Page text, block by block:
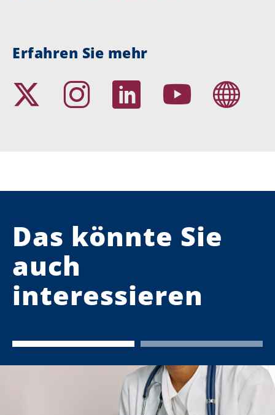
Erfahren Sie mehr
Das könnte Sie
auch
interessieren